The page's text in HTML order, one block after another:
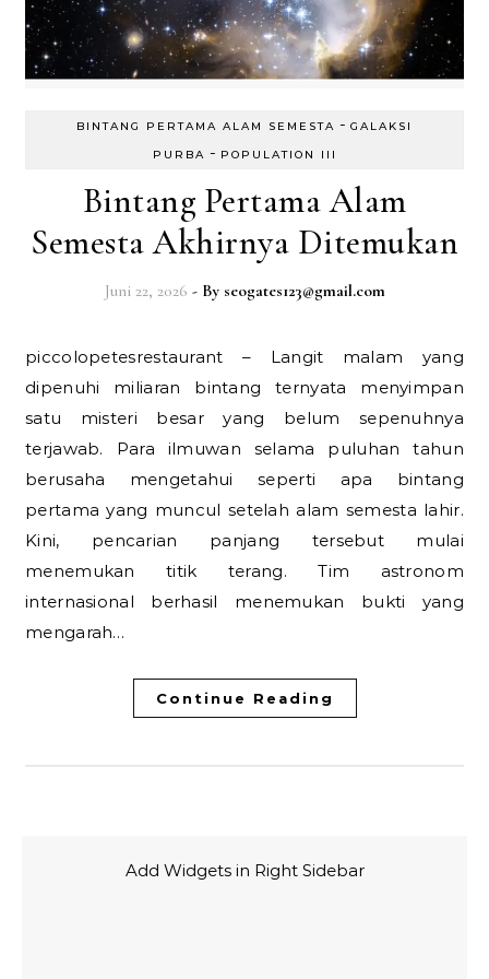
BINTANG PERTAMA ALAM SEMESTA - GALAKSI
PURBA - POPULATION III
Bintang Pertama Alam
Semesta Akhirnya Ditemukan
Juni 22, 2026 - By seogates123@gmail.com
piccolopetesrestaurant – Langit malam yang
dipenuhi miliaran bintang ternyata menyimpan
satu misteri besar yang belum sepenuhnya
terjawab. Para ilmuwan selama puluhan tahun
berusaha mengetahui seperti apa bintang
pertama yang muncul setelah alam semesta lahir.
Kini, pencarian panjang tersebut mulai
menemukan titik terang. Tim astronom
internasional berhasil menemukan bukti yang
mengarah…
Continue Reading
Add Widgets in Right Sidebar